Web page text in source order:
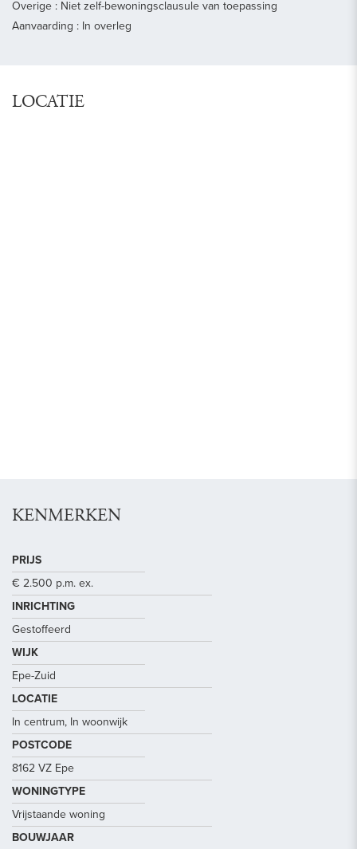
Overige : Niet zelf-bewoningsclausule van toepassing
Aanvaarding : In overleg
LOCATIE
KENMERKEN
PRIJS
€ 2.500 p.m. ex.
INRICHTING
Gestoffeerd
WIJK
Epe-Zuid
LOCATIE
In centrum, In woonwijk
POSTCODE
8162 VZ Epe
WONINGTYPE
Vrijstaande woning
BOUWJAAR